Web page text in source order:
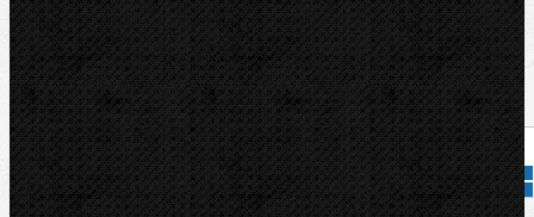
Dostupnost:
Na dotaz
Množství: